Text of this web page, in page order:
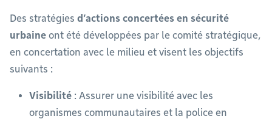
Des stratégies d’actions concertées en sécurité
urbaine ont été développées par le comité stratégique,
en concertation avec le milieu et visent les objectifs
suivants :
Visibilité : Assurer une visibilité avec les
organismes communautaires et la police en